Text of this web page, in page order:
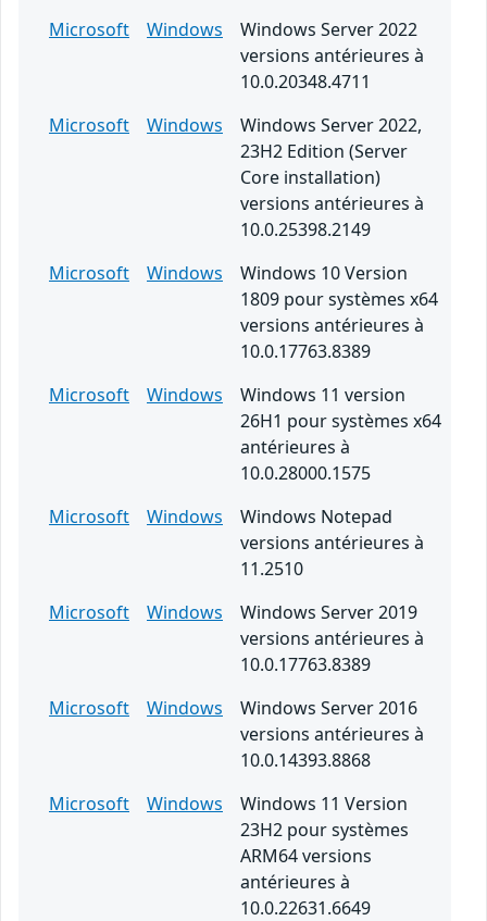
Microsoft
Windows
Windows Server 2022
versions antérieures à
10.0.20348.4711
Microsoft
Windows
Windows Server 2022,
23H2 Edition (Server
Core installation)
versions antérieures à
10.0.25398.2149
Microsoft
Windows
Windows 10 Version
1809 pour systèmes x64
versions antérieures à
10.0.17763.8389
Microsoft
Windows
Windows 11 version
26H1 pour systèmes x64
antérieures à
10.0.28000.1575
Microsoft
Windows
Windows Notepad
versions antérieures à
11.2510
Microsoft
Windows
Windows Server 2019
versions antérieures à
10.0.17763.8389
Microsoft
Windows
Windows Server 2016
versions antérieures à
10.0.14393.8868
Microsoft
Windows
Windows 11 Version
23H2 pour systèmes
ARM64 versions
antérieures à
10.0.22631.6649